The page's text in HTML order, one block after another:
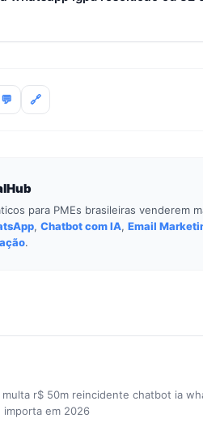
💬 🔗
para PMEs brasileiras venderem
, Chatbot com IA, Email
.
r$ 50m reincidente chatbot ia
importa em 2026